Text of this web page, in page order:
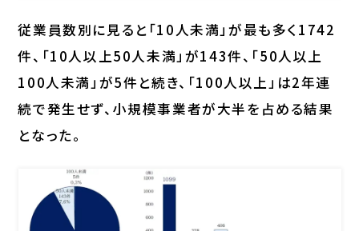
従業員数別に見ると「10人未満」が最も多く1742
件、「10人以上50人未満」が143件、「50人以上
100人未満」が5件と続き、「100人以上」は2年連
続で発生せず、小規模事業者が大半を占める結果
となった。